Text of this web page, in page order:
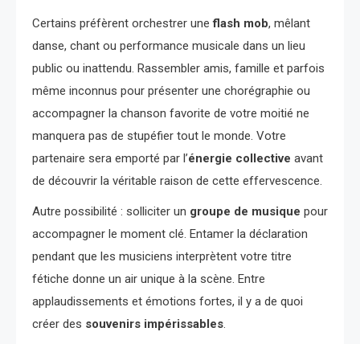
Certains préfèrent orchestrer uneflash mob, mêlant
danse, chant ou performance musicale dans un lieu
public ou inattendu. Rassembler amis, famille et parfois
même inconnus pour présenter une chorégraphie ou
accompagner la chanson favorite de votre moitié ne
manquera pas de stupéfier tout le monde. Votre
partenaire sera emporté par l’énergie collective avant
de découvrir la véritable raison de cette effervescence.
Autre possibilité : solliciter un groupe de musique pour
accompagner le moment clé. Entamer la déclaration
pendant que les musiciens interprètent votre titre
fétiche donne un air unique à la scène. Entre
applaudissements et émotions fortes, il y a de quoi
créer des souvenirs impérissables.